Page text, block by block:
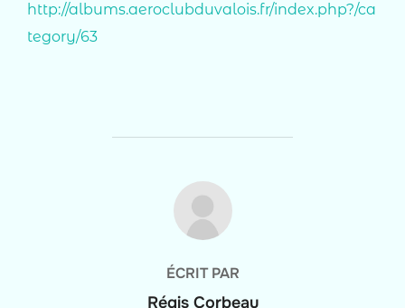
http://albums.aeroclubduvalois.fr/index.php?/ca
tegory/63
AUTEUR DE LA PUBLICATION
ÉCRIT PAR
Régis Corbeau